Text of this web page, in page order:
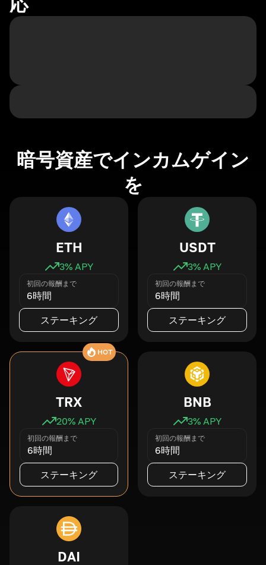
暗号資産でインカムゲイン
を
ETH
3% APY
初回の報酬まで
6時間
ステーキング
USDT
3% APY
初回の報酬まで
6時間
ステーキング
HOT
TRX
20% APY
初回の報酬まで
6時間
ステーキング
BNB
3% APY
初回の報酬まで
6時間
ステーキング
DAI